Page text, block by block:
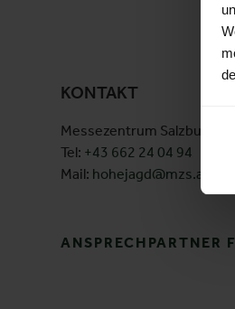
KONTAKT
Messezentrum Salzburg
Tel: +43 662 24 04 94
Mail: hohejagd@mzs.at
ANSPRECHPARTNER